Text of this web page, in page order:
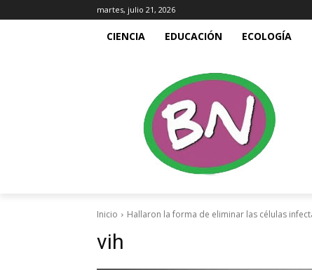
martes, julio 21, 2026
CIENCIA EDUCACIÓN ECOLOGÍA
Inicio Hallaron la forma de eliminar las células
vih